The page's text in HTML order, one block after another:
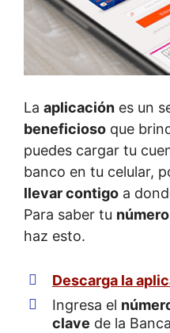
La aplicación es un
beneficioso que
puedes cargar tu
banco en tu celular,
llevar contigo a
Para saber tu
haz esto.
Descarga la
Ingresa el
clave de la